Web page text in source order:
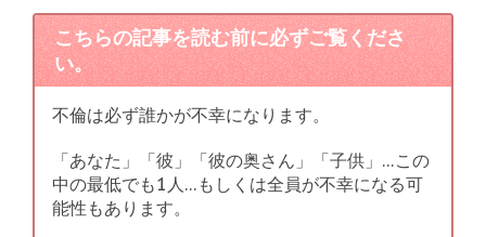
こちらの記事を読む前に必ずご覧くださ
い。
不倫は必ず誰かが不幸になります。
「あなた」「彼」「彼の奥さん」「子供」…この
中の最低でも1人…もしくは全員が不幸になる可
能性もあります。